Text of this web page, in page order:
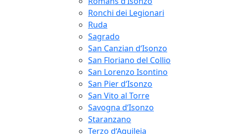
Ronchi dei Legionari
Ruda
Sagrado
San Canzian d‘Isonzo
San Floriano del Collio
San Lorenzo Isontino
San Pier d‘Isonzo
San Vito al Torre
Savogna d‘Isonzo
Staranzano
Terzo d‘Aquileia